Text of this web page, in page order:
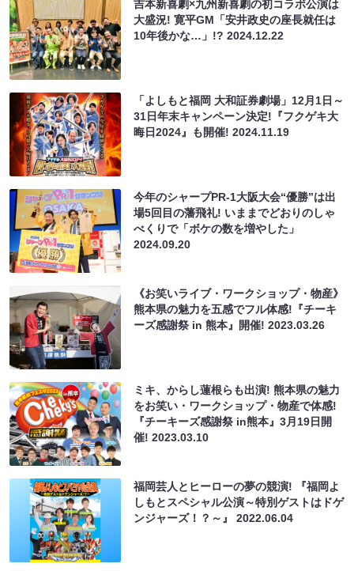
吉本新喜劇×九州新喜劇の初コラボ公演は
大盛況! 寛平GM「安井政史の座長就任は
10年後かな…」!?2024.12.22
「よしもと福岡 大和証券劇場」12⽉1⽇～
31⽇年末キャンペーン決定!『フクゲキ大
晦日2024』も開催!2024.11.19
今年のシャープPR-1大阪大会“優勝”は出
場5回目の藩飛礼! いままでどおりのしゃ
べくりで「ボケの数を増やした」
2024.09.20
《お笑いライブ・ワークショップ・物産》
熊本県の魅力を五感でフル体感!『チーキ
ーズ感謝祭 in 熊本』開催!2023.03.26
ミキ、からし蓮根らも出演! 熊本県の魅力
をお笑い・ワークショップ・物産で体感!
『チーキーズ感謝祭 in熊本』3月19日開
催!2023.03.10
福岡芸人とヒーローの夢の競演! 『福岡よ
しもとスペシャル公演～特別ゲストはドゲ
ンジャーズ！？～』2022.06.04